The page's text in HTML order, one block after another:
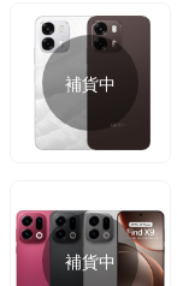
補貨中
補貨中